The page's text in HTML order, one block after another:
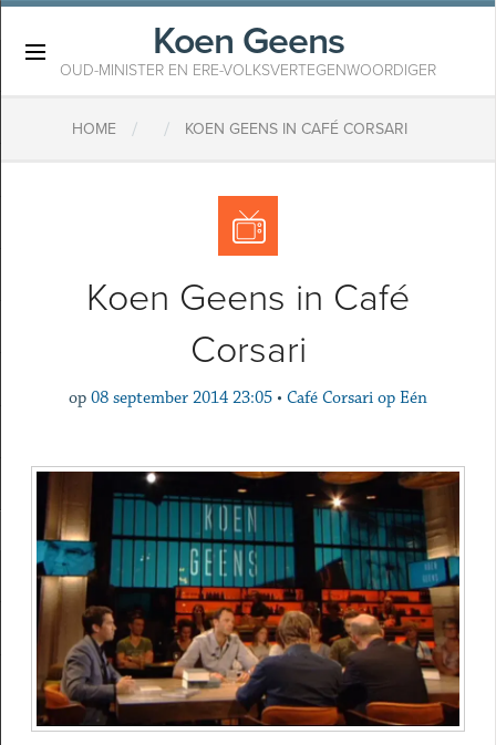
Koen Geens
OUD-MINISTER EN ERE-VOLKSVERTEGENWOORDIGER
HOME / / KOEN GEENS IN CAFÉ CORSARI
Koen Geens in Café
Corsari
op 08 september 2014 23:05 • Café Corsari op Eén